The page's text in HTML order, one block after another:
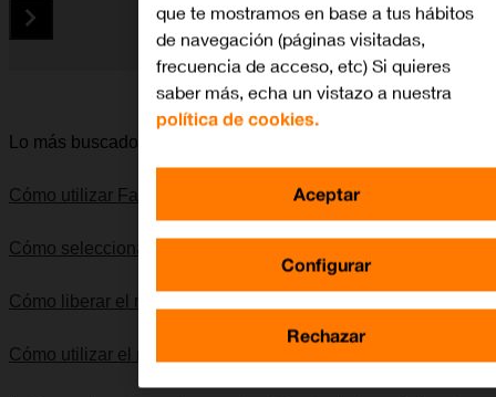
Diapositiva 1 de 5. HTC U11 - Black - imagen 1
Lo más buscado
Cómo utilizar Facebook
Cómo seleccionar una red
Cómo liberar el móvil
Cómo utilizar el reproductor de música
que te mostramos en base a tus hábitos
de navegación (páginas visitadas,
frecuencia de acceso, etc) Si quieres
saber más, echa un vistazo a nuestra
política de cookies.
Configurar
Rechazar
Aceptar